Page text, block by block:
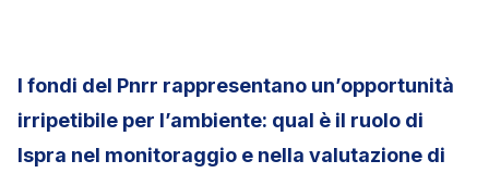
I fondi del Pnrr rappresentano un’opportunità
irripetibile per l’ambiente: qual è il ruolo di
Ispra nel monitoraggio e nella valutazione di